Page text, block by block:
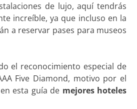
de lujo, aquí tendrás
increíble, ya que incluso en la
a reservar pases para museos
el reconocimiento especial de
Five Diamond, motivo por el
esta guía de mejores hoteles